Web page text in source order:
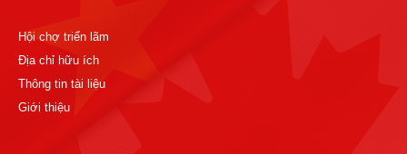
Hội chợ triển lãm
Địa chỉ hữu ích
Thông tin tài liệu
Giới thiệu